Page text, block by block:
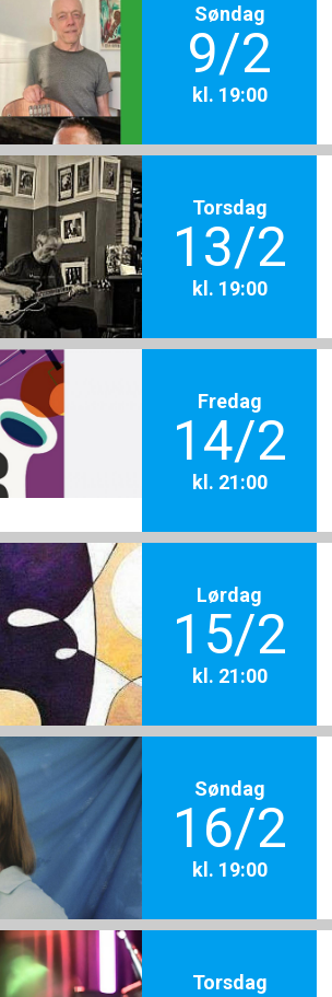
Søndag
9/2
kl. 19:00
Torsdag
13/2
kl. 19:00
Fredag
14/2
kl. 21:00
Lørdag
15/2
kl. 21:00
Søndag
16/2
kl. 19:00
Torsdag